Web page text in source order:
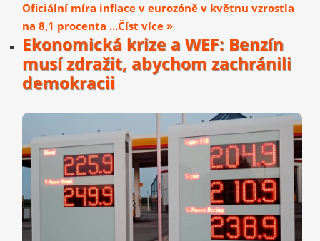
Oficiální míra inflace v eurozóně v květnu vzrostla
na 8,1 procenta ...Číst více »
Ekonomická krize a WEF: Benzín
musí zdražit, abychom zachránili
demokracii